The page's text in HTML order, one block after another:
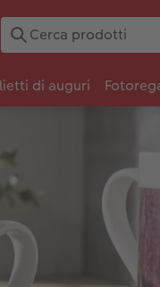
di auguri